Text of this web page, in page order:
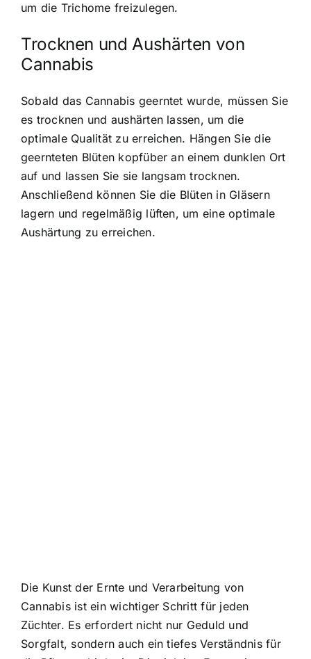
um die Trichome freizulegen.
Trocknen und Aushärten von
Cannabis
Sobald das Cannabis geerntet wurde, müssen Sie
es trocknen und aushärten lassen, um die
optimale Qualität zu erreichen. Hängen Sie die
geernteten Blüten kopfüber an einem dunklen Ort
auf und lassen Sie sie langsam trocknen.
Anschließend können Sie die Blüten in Gläsern
lagern und regelmäßig lüften, um eine optimale
Aushärtung zu erreichen.
Die Kunst der Ernte und Verarbeitung von
Cannabis ist ein wichtiger Schritt für jeden
Züchter. Es erfordert nicht nur Geduld und
Sorgfalt, sondern auch ein tiefes Verständnis für